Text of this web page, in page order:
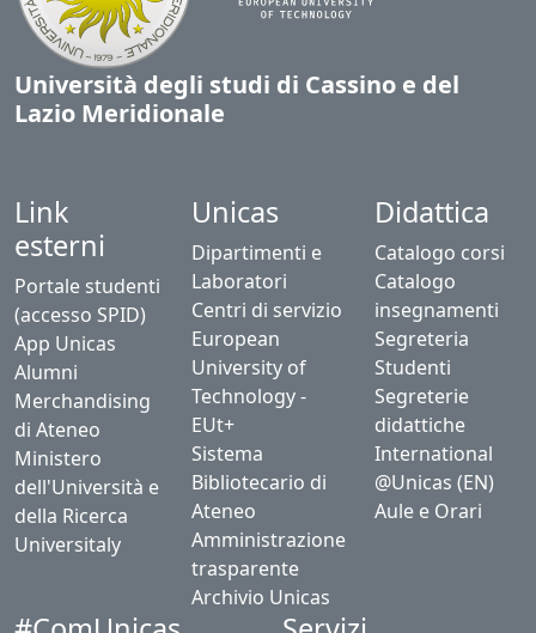
Università degli studi di Cassino e del
Lazio Meridionale
Link
esterni
Portale studenti
(accesso SPID)
App Unicas
Alumni
Merchandising
di Ateneo
Ministero
dell'Università e
della Ricerca
Universitaly
Unicas
Dipartimenti e
Laboratori
Centri di servizio
European
University of
Technology -
EUt+
Sistema
Bibliotecario di
Ateneo
Amministrazione
trasparente
Archivio Unicas
Didattica
Catalogo corsi
Catalogo
insegnamenti
Segreteria
Studenti
Segreterie
didattiche
International
@Unicas (EN)
Aule e Orari